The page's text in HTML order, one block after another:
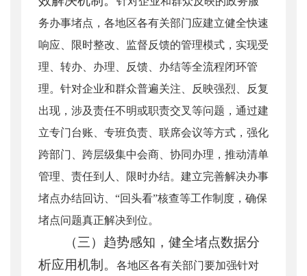
务办事堵点，各地区各有关部门应建立健全快速
响应、限时整改、监督反馈的管理模式，实现受
理、转办、办理、反馈、办结等全流程闭环管
理。针对企业和群众普遍关注、反映强烈、反复
出现，涉及责任不明或职责交叉等问题，通过建
立专门台账、专班负责、联席会议等方式，强化
跨部门、跨层级集中会商、协同办理，推动清单
管理、责任到人、限时办结。建立完善解决办事
堵点办结回访、“回头看”核查等工作制度，确保
堵点问题真正解决到位。
（三）趋势感知，健全堵点数据分
析应用机制。
各地区各有关部门要加强针对